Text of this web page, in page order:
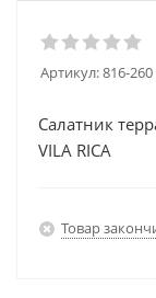
Артикул:816-260
Салатник
VILA RICA
Товар